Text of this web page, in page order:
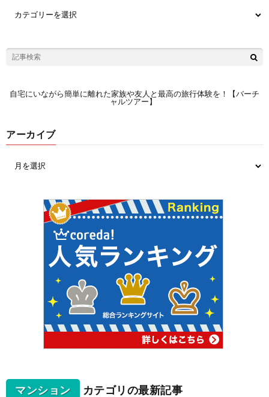
自宅にいながら簡単に離れた家族や友人と最高の旅行体験を！【バーチ
ャルツアー】
アーカイブ
マンション カテゴリの最新記事